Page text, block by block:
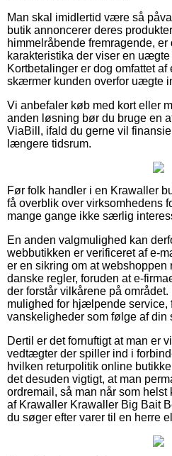
Man skal imidlertid være så
butik annoncerer deres
himmelråbende fremragende,
karakteristika der viser en
Kortbetalinger er dog omfattet
skærmer kunden overfor uægte
Vi anbefaler køb med kort eller
anden løsning bør du bruge en
ViaBill, ifald du gerne vil
længere tidsrum.
Før folk handler i en Krawaller
få overblik over virksomhedens
mange gange ikke særlig
En anden valgmulighed kan
webbutikken er verificeret af e-
er en sikring om at webshoppen
danske regler, foruden at e-
der forstår vilkårene på området.
mulighed for hjælpende service,
vanskeligheder som følge af din
Dertil er det fornuftigt at man er
vedtægter der spiller ind i
hvilken returpolitik online
det desuden vigtigt, at man
ordremail, så man når som
af Krawaller Krawaller Big Bait
du søger efter varer til en herre